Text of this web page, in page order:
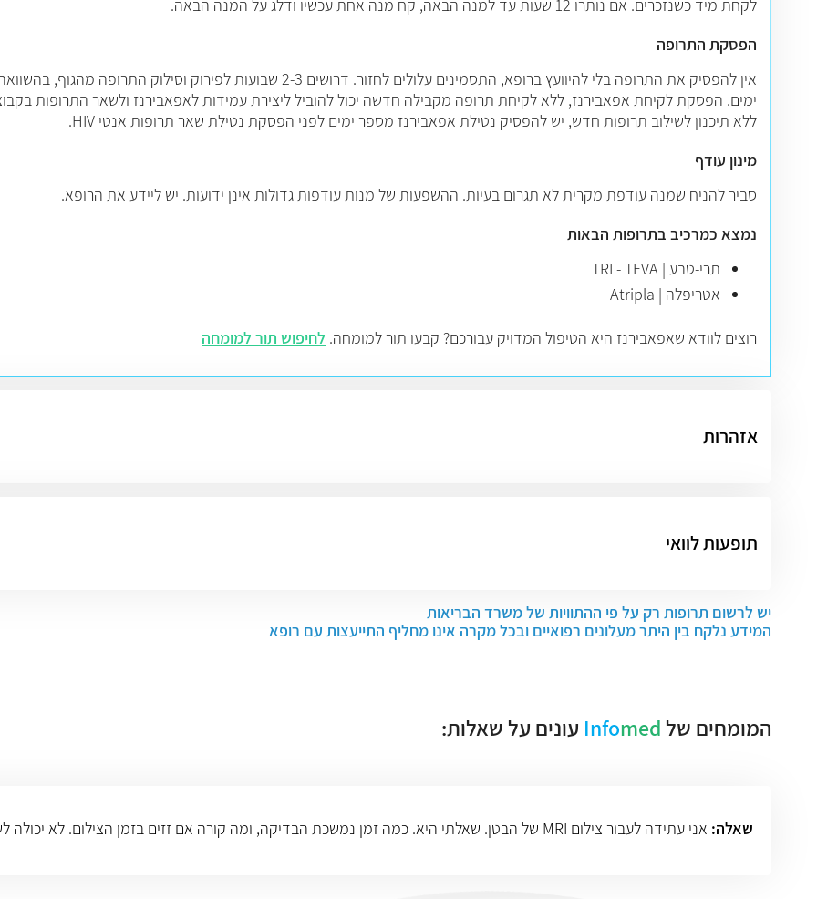
לקחת מיד כשנזכרים. אם נותרו 12 שעות עד למנה הבאה, קח מנה אחת עכשיו ודלג על המנה הבאה.
הפסקת התרופה
ימים. הפסקת לקיחת אפאבירנז, ללא לקיחת תרופה מקבילה חדשה יכול להוביל ליצירת עמידות לאפאבירנז ולשאר התרופות
ללא תיכנון לשילוב תרופות חדש, יש להפסיק נטילת אפאבירנז מספר ימים לפני הפסקת נטילת שאר תרופות אנטי HIV.
מינון עודף
סביר להניח שמנה עודפת מקרית לא תגרום בעיות. ההשפעות של מנות עודפות גדולות אינן ידועות. יש ליידע את הרופא.
נמצא כמרכיב בתרופות הבאות
תרי-טבע | TRI - TEVA
אטריפלה | Atripla
רוצים לוודא שאפאבירנז היא הטיפול המדויק עבורכם? קבעו תור למומחה. לחיפוש תור למומחה
אזהרות
תופעות לוואי
יש לרשום תרופות רק על פי ההתוויות של משרד הבריאות
המידע נלקח בין היתר מעלונים רפואיים ובכל מקרה אינו מחליף התייעצות עם רופא
המומחים של Infomed עונים על שאלות:
שאלה: אני עתידה לעבור צילום MRI של הבטן. שאלתי היא. כמה זמן נמשכת הבדיקה, ומה קורה אם זזים בזמן הצילום. לא יכולה לשכב על הגב לזמן ממושך.